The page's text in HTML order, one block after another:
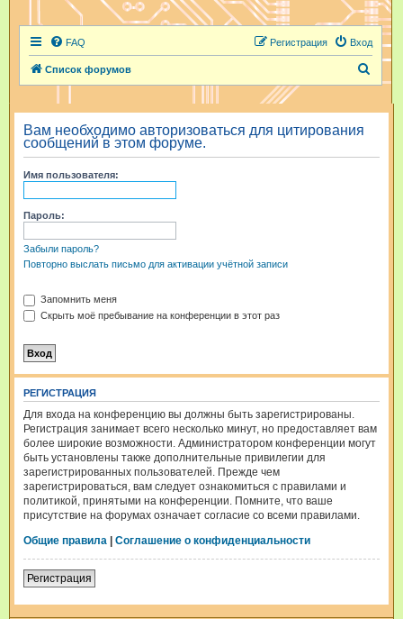
FAQ Вход
Регистрация
Список форумов
и
к
Вам необходимо авторизоваться для цитирования
сообщений в этом форуме.
Имя пользователя:
Пароль:
Забыли пароль?
Повторно выслать письмо для активации учётной записи
Запомнить меня
Скрыть моё пребывание на конференции в этот раз
РЕГИСТРАЦИЯ
Для входа на конференцию вы должны быть зарегистрированы.
Регистрация занимает всего несколько минут, но предоставляет вам
более широкие возможности. Администратором конференции могут
быть установлены также дополнительные привилегии для
зарегистрированных пользователей. Прежде чем
зарегистрироваться, вам следует ознакомиться с правилами и
политикой, принятыми на конференции. Помните, что ваше
присутствие на форумах означает согласие со всеми правилами.
Общие правила | Соглашение о конфиденциальности
Регистрация